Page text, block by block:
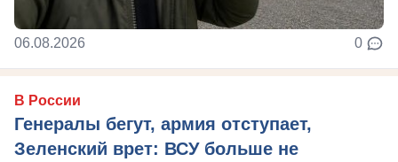
06.08.2026 0
В России
Генералы бегут, армия отступает,
Зеленский врет: ВСУ больше не